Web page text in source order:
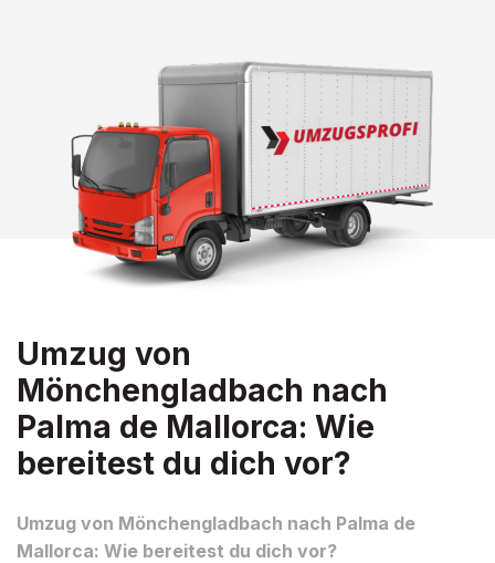
Umzug von
Mönchengladbach nach
Palma de Mallorca: Wie
bereitest du dich vor?
Umzug von Mönchengladbach nach Palma de
Mallorca: Wie bereitest du dich vor?